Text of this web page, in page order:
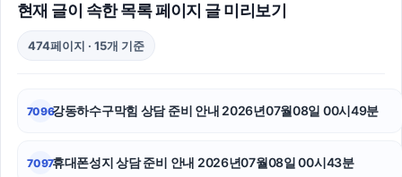
강남상간소송변호사
인스타 좋아요 늘리기
현재 글이 속한 목록 페이지 글 미리보기
474페이지 · 15개 기준
7096강동하수구막힘 상담 준비 안내 2026년07월08일 00시49분
7097휴대폰성지 상담 준비 안내 2026년07월08일 00시43분